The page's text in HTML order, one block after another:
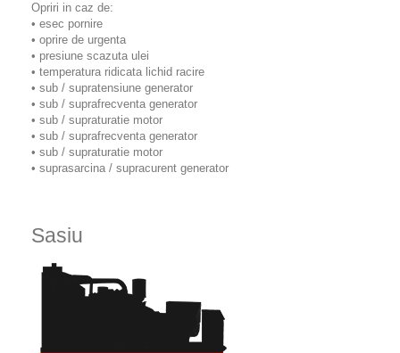
Opriri in caz de:
• esec pornire
• oprire de urgenta
• presiune scazuta ulei
• temperatura ridicata lichid racire
• sub / supratensiune generator
• sub / suprafrecventa generator
• sub / supraturatie motor
• sub / suprafrecventa generator
• sub / supraturatie motor
• suprasarcina / supracurent generator
Sasiu